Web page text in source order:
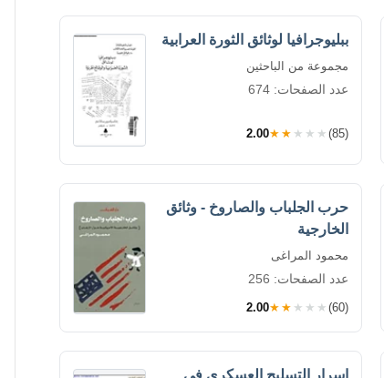
ببليوجرافيا لوثائق الثورة العرابية
مجموعة من الباحثين
عدد الصفحات: 674
2.00★★★★★ (85)
حرب الجلباب والصاروخ - وثائق
الخارجية
محمود المراغى
عدد الصفحات: 256
2.00★★★★★ (60)
اسرار التسليح العسكرى فى